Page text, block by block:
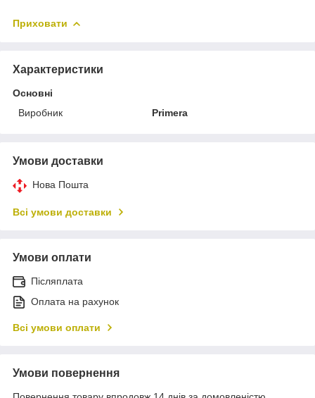
Приховати
Характеристики
Основні
Виробник
Primera
Умови доставки
Нова Пошта
Всі умови доставки
Умови оплати
Післяплата
Оплата на рахунок
Всі умови оплати
Умови повернення